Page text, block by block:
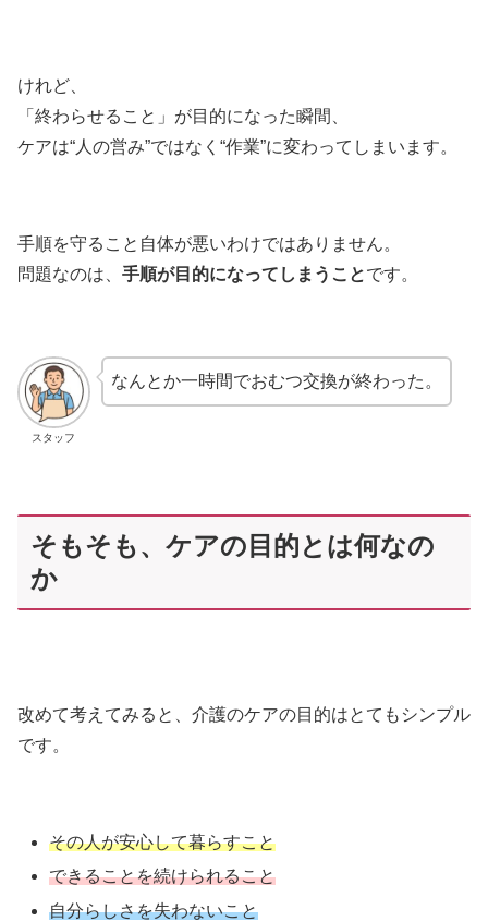
けれど、
「終わらせること」が目的になった瞬間、
ケアは“人の営み”ではなく“作業”に変わってしまいます。
手順を守ること自体が悪いわけではありません。
問題なのは、 手順が目的になってしまうことです。
スタッフ
なんとか一時間でおむつ交換が終わった。
そもそも、ケアの目的とは何なの
か
改めて考えてみると、介護のケアの目的はとてもシンプル
です。
その人が安心して暮らすこと
できることを続けられること
自分らしさを失わないこと